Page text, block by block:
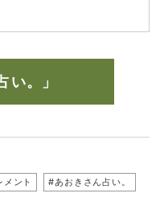
い。」
ント #あおきさん占い。